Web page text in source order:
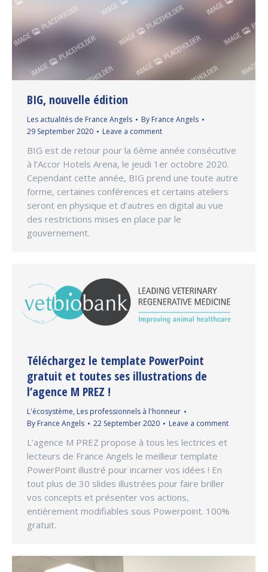
BIG, nouvelle édition
Les actualités de France Angels By France Angels
29 September 2020
Leave a comment
BIG est de retour pour la 6ème année consécutive
à l’Accor Hotels Arena, le jeudi 1er octobre 2020.
Cependant cette année, BIG prend une toute autre
forme, certaines conférences et certains ateliers
seront en physique et d’autres en digital au vue
des restrictions mises en place par le
gouvernement.
Téléchargez le template PowerPoint
gratuit et toutes ses illustrations de
l’agence M PREZ !
L'écosystème, Les professionnels à l'honneur
By France Angels 22 September 2020 Leave a comment
L’agence M PREZ propose à tous les lectrices et
lecteurs de France Angels le meilleur template
PowerPoint illustré pour incarner vos idées ! En
tout plus de 30 slides illustrées pour faire briller
vos concepts et présenter vos actions,
entièrement modifiables sous Powerpoint. 100%
gratuit.